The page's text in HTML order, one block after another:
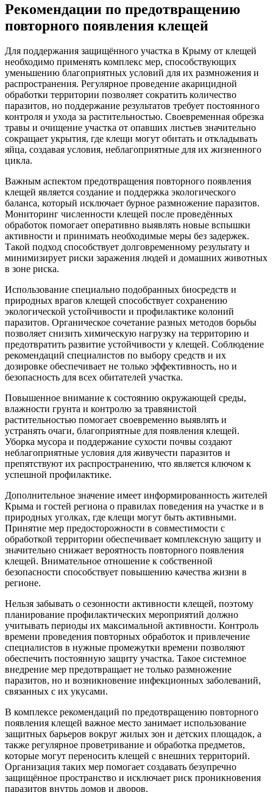
Рекомендации по предотвращению
повторного появления клещей
Для поддержания защищённого участка в Крыму от клещей
необходимо применять комплекс мер, способствующих
уменьшению благоприятных условий для их размножения и
распространения. Регулярное проведение акарицидной
обработки территории позволяет сократить количество
паразитов, но поддержание результатов требует постоянного
контроля и ухода за растительностью. Своевременная обрезка
травы и очищение участка от опавших листьев значительно
сокращает укрытия, где клещи могут обитать и откладывать
яйца, создавая условия, неблагоприятные для их жизненного
цикла.
Важным аспектом предотвращения повторного появления
клещей является создание и поддержка экологического
баланса, который исключает бурное размножение паразитов.
Мониторинг численности клещей после проведённых
обработок помогает оперативно выявлять новые вспышки
активности и принимать необходимые меры без задержек.
Такой подход способствует долговременному результату и
минимизирует риски заражения людей и домашних животных
в зоне риска.
Использование специально подобранных биосредств и
природных врагов клещей способствует сохранению
экологической устойчивости и профилактике колоний
паразитов. Органическое сочетание разных методов борьбы
позволяет снизить химическую нагрузку на территорию и
предотвратить развитие устойчивости у клещей. Соблюдение
рекомендаций специалистов по выбору средств и их
дозировке обеспечивает не только эффективность, но и
безопасность для всех обитателей участка.
Повышенное внимание к состоянию окружающей среды,
влажности грунта и контролю за травянистой
растительностью помогает своевременно выявлять и
устранять очаги, благоприятные для появления клещей.
Уборка мусора и поддержание сухости почвы создают
неблагоприятные условия для живучести паразитов и
препятствуют их распространению, что является ключом к
успешной профилактике.
Дополнительное значение имеет информированность жителей
Крыма и гостей региона о правилах поведения на участке и в
природных уголках, где клещи могут быть активными.
Принятие мер предосторожности в совместимости с
обработкой территории обеспечивает комплексную защиту и
значительно снижает вероятность повторного появления
клещей. Внимательное отношение к собственной
безопасности способствует повышению качества жизни в
регионе.
Нельзя забывать о сезонности активности клещей, поэтому
планирование профилактических мероприятий должно
учитывать периоды их максимальной активности. Контроль
времени проведения повторных обработок и привлечение
специалистов в нужные промежутки времени позволяют
обеспечить постоянную защиту участка. Такое системное
внедрение мер предотвращает не только размножение
паразитов, но и возникновение инфекционных заболеваний,
связанных с их укусами.
В комплексе рекомендаций по предотвращению повторного
появления клещей важное место занимает использование
защитных барьеров вокруг жилых зон и детских площадок, а
также регулярное проветривание и обработка предметов,
которые могут переносить клещей с внешних территорий.
Организация таких мер помогает создавать безупречно
защищённое пространство и исключает риск проникновения
паразитов внутрь домов и дворов.